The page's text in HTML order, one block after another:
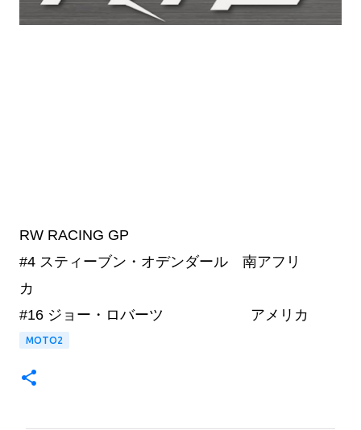
RW RACING GP
#4 スティーブン・オデンダール 南アフリ
カ
#16 ジョー・ロバーツ アメリカ
MOTO2